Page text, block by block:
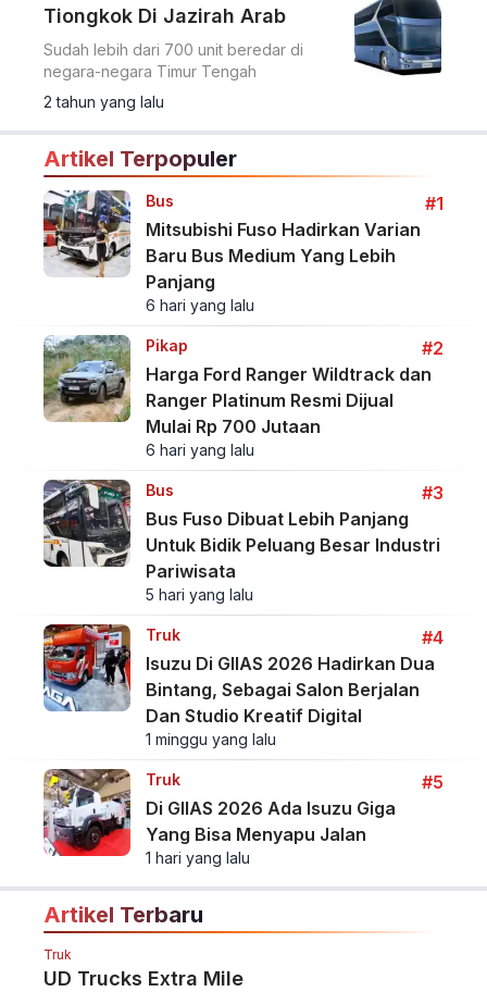
Tiongkok Di Jazirah Arab
Sudah lebih dari 700 unit beredar di
negara-negara Timur Tengah
2 tahun yang lalu
Artikel Terpopuler
Bus
#1
Mitsubishi Fuso Hadirkan Varian
Baru Bus Medium Yang Lebih
Panjang
6 hari yang lalu
Pikap
#2
Harga Ford Ranger Wildtrack dan
Ranger Platinum Resmi Dijual
Mulai Rp 700 Jutaan
6 hari yang lalu
Bus
#3
Bus Fuso Dibuat Lebih Panjang
Untuk Bidik Peluang Besar Industri
Pariwisata
5 hari yang lalu
Truk
#4
Isuzu Di GIIAS 2026 Hadirkan Dua
Bintang, Sebagai Salon Berjalan
Dan Studio Kreatif Digital
1 minggu yang lalu
Truk
#5
Di GIIAS 2026 Ada Isuzu Giga
Yang Bisa Menyapu Jalan
1 hari yang lalu
Artikel Terbaru
Truk
UD Trucks Extra Mile